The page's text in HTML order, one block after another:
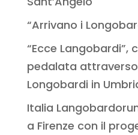
“Arrivano i
“Ecce Langobardi”,
pedalata attraverso
Longobardi in
Italia
a Firenze con il